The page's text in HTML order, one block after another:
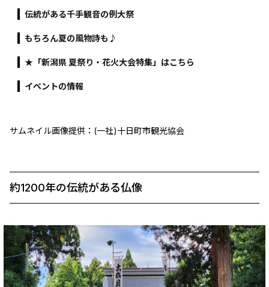
伝統がある千手観音の例大祭
もちろん夏の風物詩も♪
★「新潟県 夏祭り・花火大会特集」はこちら
イベントの情報
サムネイル画像提供：(一社)十日町市観光協会
約1200年の伝統がある仏像